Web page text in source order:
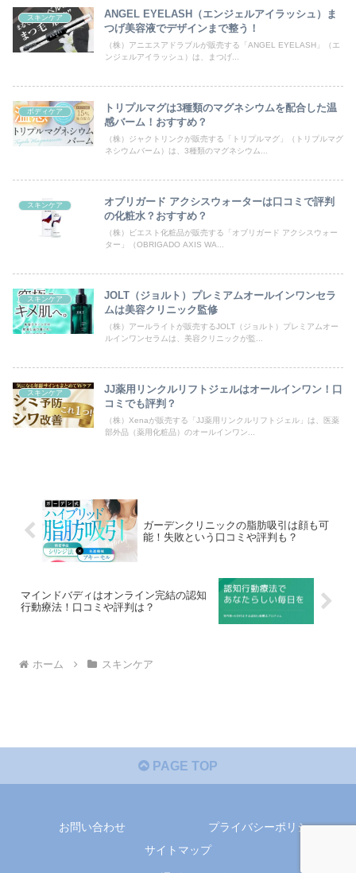
スキンケア
ANGEL EYELASH（エンジェルアイラッシュ）ま
つげ美容液でデザインまで整う！
（株）アニエスアドラブルが販売する「ANGEL EYELASH」（エ
ンジェルアイラッシュ）は、まつげ...
ボディケア
トリプルマグは3種類のマグネシウムを配合した温
感バーム！おすすめ？
（株）ジャクトリンクが販売する「トリプルマグ」（トリプルマグ
ネシウムバーム）は、3種類のマグネシウム...
スキンケア
オブリガード アクシスウォーターは口コミで評判
の化粧水？おすすめ？
（株）ビエスト化粧品が販売する「オブリガード アクシスウォー
ター」（OBRIGADO AXIS WA...
スキンケア
JOLT（ジョルト）プレミアムオールインワンセラ
ムは美容クリニック監修
（株）アールライトが販売するJOLT（ジョルト）プレミアムオー
ルインワンセラムは、美容クリニックが監...
スキンケア
JJ薬用リンクルリフトジェルはオールインワン！口
コミでも評判？
（株）Xenaが販売する「JJ薬用リンクルリフトジェル」は、医薬
部外品（薬用化粧品）のオールインワン...
ガーデンクリニックの脂肪吸引は顔も可
能！失敗という口コミや評判も？
マインドバディはオンライン完結の認知
行動療法！口コミや評判は？
ホーム スキンケア
PAGE TOP
お問い合わせ
プライバシーポリシー
サイトマップ